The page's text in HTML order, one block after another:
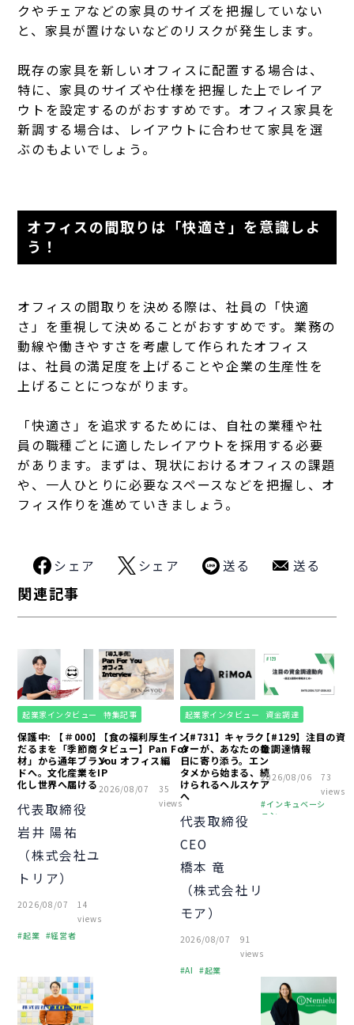
クやチェアなどの家具のサイズを把握していない
と、家具が置けないなどのリスクが発生します。
既存の家具を新しいオフィスに配置する場合は、
特に、家具のサイズや仕様を把握した上でレイア
ウトを設定するのがおすすめです。オフィス家具を
新調する場合は、レイアウトに合わせて家具を選
ぶのもよいでしょう。
オフィスの間取りは「快適さ」を意識しよ
う！
オフィスの間取りを決める際は、社員の「快適
さ」を重視して決めることがおすすめです。業務の
動線や働きやすさを考慮して作られたオフィス
は、社員の満足度を上げることや企業の生産性を
上げることにつながります。
「快適さ」を追求するためには、自社の業種や社
員の職種ごとに適したレイアウトを採用する必要
があります。まずは、現状におけるオフィスの課題
や、一人ひとりに必要なスペースなどを把握し、オ
フィス作りを進めていきましょう。
シェア シェア 送る 送る
関連記事
起業家インタビュー
保護中: 【＃000】
だるまを「季節商
材」から通年ブラン
ドへ。文化産業をIP
化し世界へ届ける
代表取締役
岩井 陽祐
（株式会社ユ
トリア）
2026/08/07
14
views
起業
経営者
特集記事
【食の福利厚生イン
タビュー】Pan For
You オフィス編
2026/08/07
35
views
起業家インタビュー
【#731】キャラク
ターが、あなたの毎
日に寄り添う。エン
タメから始まる、続
けられるヘルスケア
へ
代表取締役
CEO
橋本 竜
（株式会社リ
モア）
2026/08/07
91
views
AI
起業
資金調達
【#129】注目の資
金調達情報
2026/08/06
73
views
インキュベーシ
ョン